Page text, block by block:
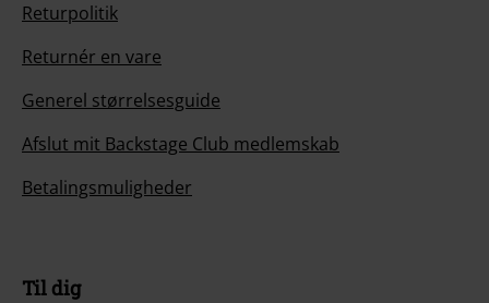
Returpolitik
Returnér en vare
Generel størrelsesguide
Afslut mit Backstage Club medlemskab
Betalingsmuligheder
Til dig